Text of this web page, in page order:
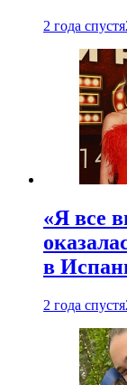
2 года спустя
«Я все
в
2 года спустя